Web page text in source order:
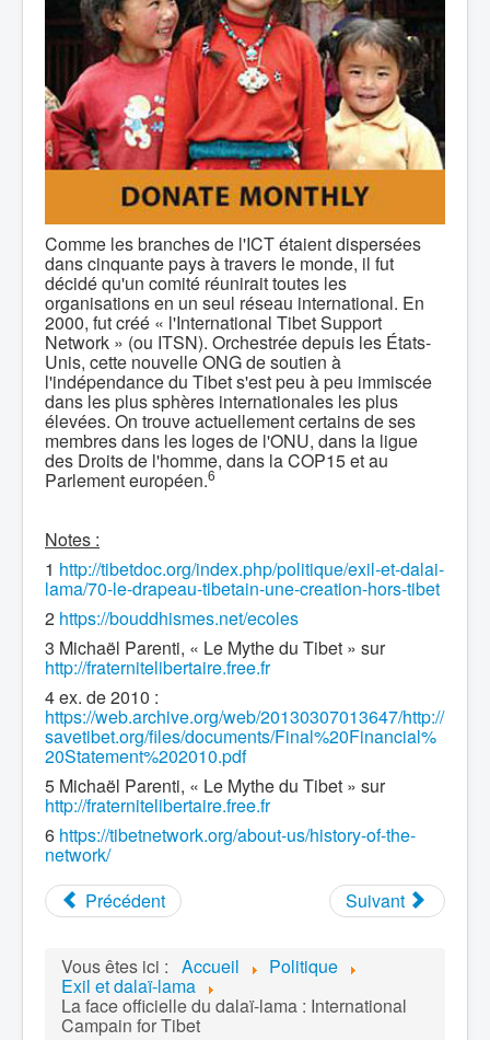
Comme les branches de l'ICT étaient dispersées
dans cinquante pays à travers le monde, il fut
décidé qu'un comité réunirait toutes les
organisations en un seul réseau international. En
2000, fut créé « l'International Tibet Support
Network » (ou ITSN). Orchestrée depuis les États-
Unis, cette nouvelle ONG de soutien à
l'indépendance du Tibet s'est peu à peu immiscée
dans les plus sphères internationales les plus
élevées. On trouve actuellement certains de ses
membres dans les loges de l'ONU, dans la ligue
des Droits de l'homme, dans la COP15 et au
Parlement européen.6
Notes :
1 http://tibetdoc.org/index.php/politique/exil-et-dalai-
lama/70-le-drapeau-tibetain-une-creation-hors-tibet
2 https://bouddhismes.net/ecoles
3 Michaël Parenti, « Le Mythe du Tibet » sur
http://fraternitelibertaire.free.fr
4 ex. de 2010 :
https://web.archive.org/web/20130307013647/http://
savetibet.org/files/documents/Final%20Financial%
20Statement%202010.pdf
5 Michaël Parenti, « Le Mythe du Tibet » sur
http://fraternitelibertaire.free.fr
6 https://tibetnetwork.org/about-us/history-of-the-
network/
Précédent
Suivant
Vous êtes ici : Accueil Politique
Exil et dalaï-lama
La face officielle du dalaï-lama : International
Campain for Tibet